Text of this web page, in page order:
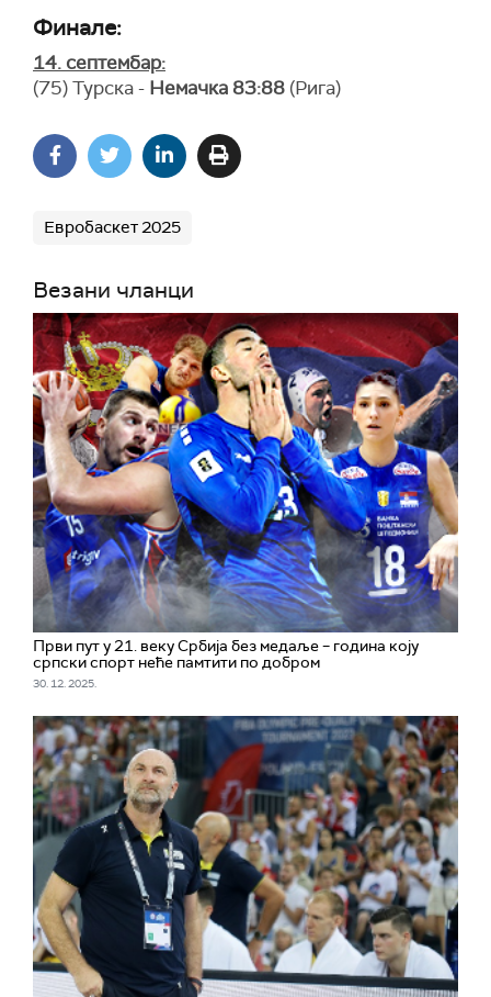
Финале:
14. септембар:
(75) Турска - Немачка 83:88 (Рига)
Евробаскет 2025
Везани чланци
Први пут у 21. веку Србија без медаље – година коју
српски спорт неће памтити по добром
30. 12. 2025.